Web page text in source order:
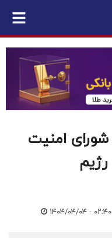
امنیت
۱۴۰۴/۰۴/۰۴ - ۰۲:۴۰